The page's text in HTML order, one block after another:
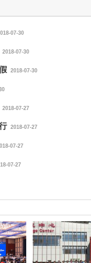
07-30
2018-07-30
2018-07-30
2018-07-27
2018-07-27
07-27
07-27